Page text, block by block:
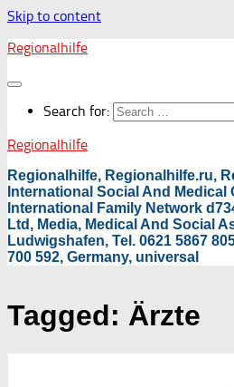
Skip to content
Regionalhilfe
Search for:
Regionalhilfe
Regionalhilfe, Regionalhilfe.ru,
International Social And Medical
International Family Network
Ltd, Media, Medical And Social
Ludwigshafen, Tel. 0621 5867
700 592, Germany, universal
Tagged: Ärzte